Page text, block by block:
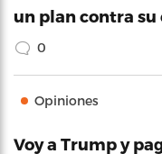
un plan contra su
0
Opiniones
Voy a Trump y